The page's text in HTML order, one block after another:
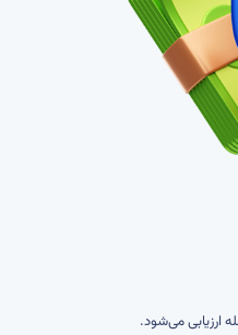
ارزیابی می‌شود.